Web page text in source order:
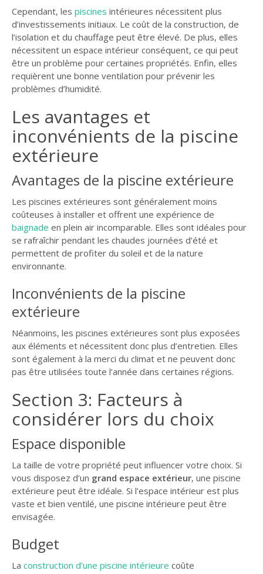
Cependant, les piscines intérieures nécessitent plus
d’investissements initiaux. Le coût de la construction, de
l’isolation et du chauffage peut être élevé. De plus, elles
nécessitent un espace intérieur conséquent, ce qui peut
être un problème pour certaines propriétés. Enfin, elles
requièrent une bonne ventilation pour prévenir les
problèmes d’humidité.
Les avantages et
inconvénients de la piscine
extérieure
Avantages de la piscine extérieure
Les piscines extérieures sont généralement moins
coûteuses à installer et offrent une expérience de
baignade en plein air incomparable. Elles sont idéales pour
se rafraîchir pendant les chaudes journées d’été et
permettent de profiter du soleil et de la nature
environnante.
Inconvénients de la piscine
extérieure
Néanmoins, les piscines extérieures sont plus exposées
aux éléments et nécessitent donc plus d’entretien. Elles
sont également à la merci du climat et ne peuvent donc
pas être utilisées toute l’année dans certaines régions.
Section 3: Facteurs à
considérer lors du choix
Espace disponible
La taille de votre propriété peut influencer votre choix. Si
vous disposez d’un grand espace extérieur, une piscine
extérieure peut être idéale. Si l’espace intérieur est plus
vaste et bien ventilé, une piscine intérieure peut être
envisagée.
Budget
La construction d’une piscine intérieure coûte